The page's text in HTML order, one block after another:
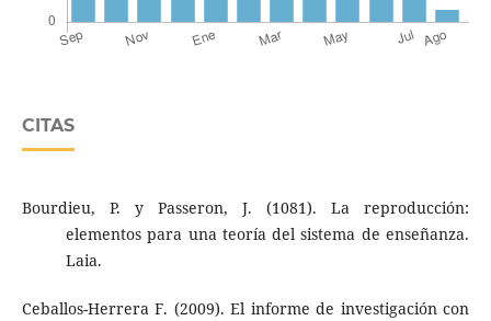
CITAS
Bourdieu, P. y Passeron, J. (1081). La reproducción:
elementos para una teoría del sistema de enseñanza.
Laia.
Ceballos-Herrera F. (2009). El informe de investigación con